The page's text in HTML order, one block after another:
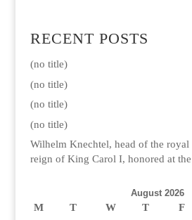
RECENT POSTS
(no title)
(no title)
(no title)
(no title)
Wilhelm Knechtel, head of the royal
reign of King Carol I, honored at
August 2026
M T W T F